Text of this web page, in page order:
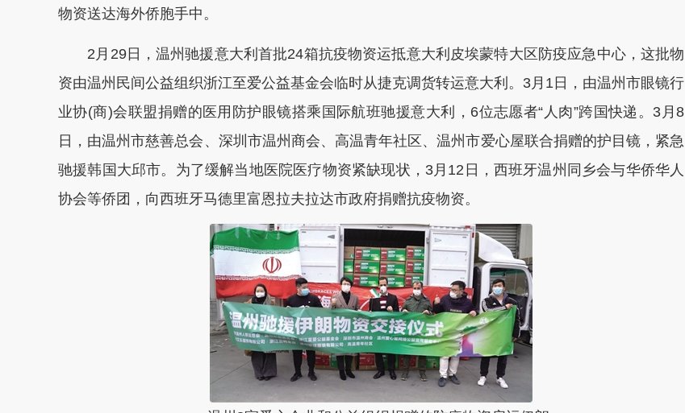
物资送达海外侨胞手中。
2月29日，温州驰援意大利首批24箱抗疫物资运抵意大利皮埃蒙特大区防疫应急中心，这批物
资由温州民间公益组织浙江至爱公益基金会临时从捷克调货转运意大利。3月1日，由温州市眼镜行
业协(商)会联盟捐赠的医用防护眼镜搭乘国际航班驰援意大利，6位志愿者“人肉”跨国快递。3月8
日，由温州市慈善总会、深圳市温州商会、高温青年社区、温州市爱心屋联合捐赠的护目镜，紧急
驰援韩国大邱市。为了缓解当地医院医疗物资紧缺现状，3月12日，西班牙温州同乡会与华侨华人
协会等侨团，向西班牙马德里富恩拉夫拉达市政府捐赠抗疫物资。